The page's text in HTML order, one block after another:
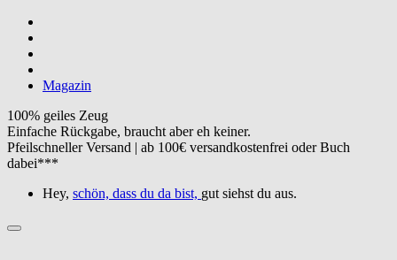
Magazin
100% geiles Zeug
Einfache Rückgabe, braucht aber eh keiner.
Pfeilschneller Versand | ab 100€ versandkostenfrei oder Buch
dabei***
Hey, schön, dass du da bist, gut siehst du aus.